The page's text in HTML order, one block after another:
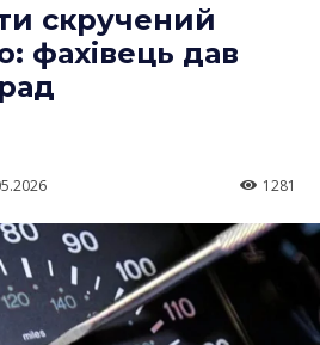
скручений
фахівець дав
1281